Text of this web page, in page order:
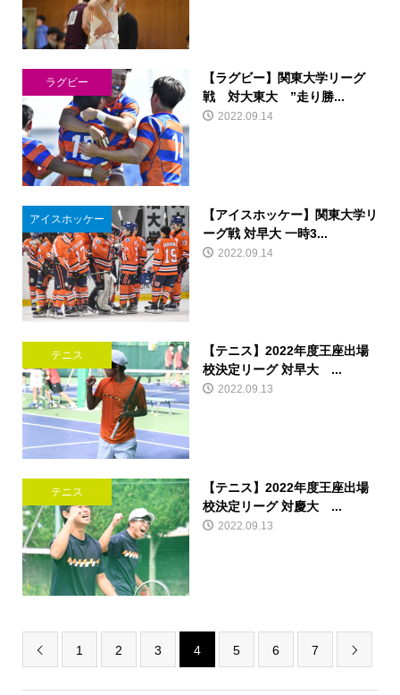
ラグビー
【ラグビー】関東大学リーグ
戦 対大東大 ”走り勝...
2022.09.14
アイスホッケー
【アイスホッケー】関東大学リ
ーグ戦 対早大 一時3...
2022.09.14
テニス
【テニス】2022年度王座出場
校決定リーグ 対早大 ...
2022.09.13
テニス
【テニス】2022年度王座出場
校決定リーグ 対慶大 ...
2022.09.13
 1 2 3 4 5 6 7 